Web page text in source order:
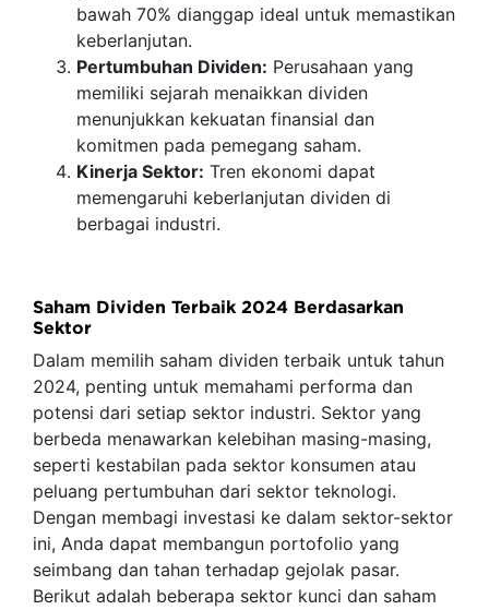
bawah 70% dianggap ideal untuk memastikan
keberlanjutan.
Pertumbuhan Dividen: Perusahaan yang
memiliki sejarah menaikkan dividen
menunjukkan kekuatan finansial dan
komitmen pada pemegang saham.
Kinerja Sektor: Tren ekonomi dapat
memengaruhi keberlanjutan dividen di
berbagai industri.
Saham Dividen Terbaik 2024 Berdasarkan
Sektor
Dalam memilih saham dividen terbaik untuk tahun
2024, penting untuk memahami performa dan
potensi dari setiap sektor industri. Sektor yang
berbeda menawarkan kelebihan masing-masing,
seperti kestabilan pada sektor konsumen atau
peluang pertumbuhan dari sektor teknologi.
Dengan membagi investasi ke dalam sektor-sektor
ini, Anda dapat membangun portofolio yang
seimbang dan tahan terhadap gejolak pasar.
Berikut adalah beberapa sektor kunci dan saham